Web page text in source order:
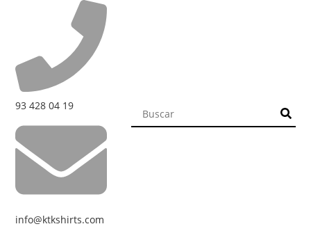
93 428 04 19
info@ktkshirts.com